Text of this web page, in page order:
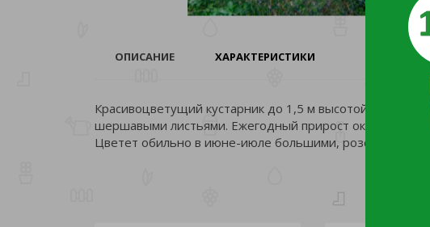
ОПИСАНИЕ ХАРАКТЕРИСТИКИ
Красивоцветущий кустарник до 1,5 м высотой, с
шершавыми листьями. Ежегодный прирост около 25см.
Цветет обильно в июне-июле большими, розовыми